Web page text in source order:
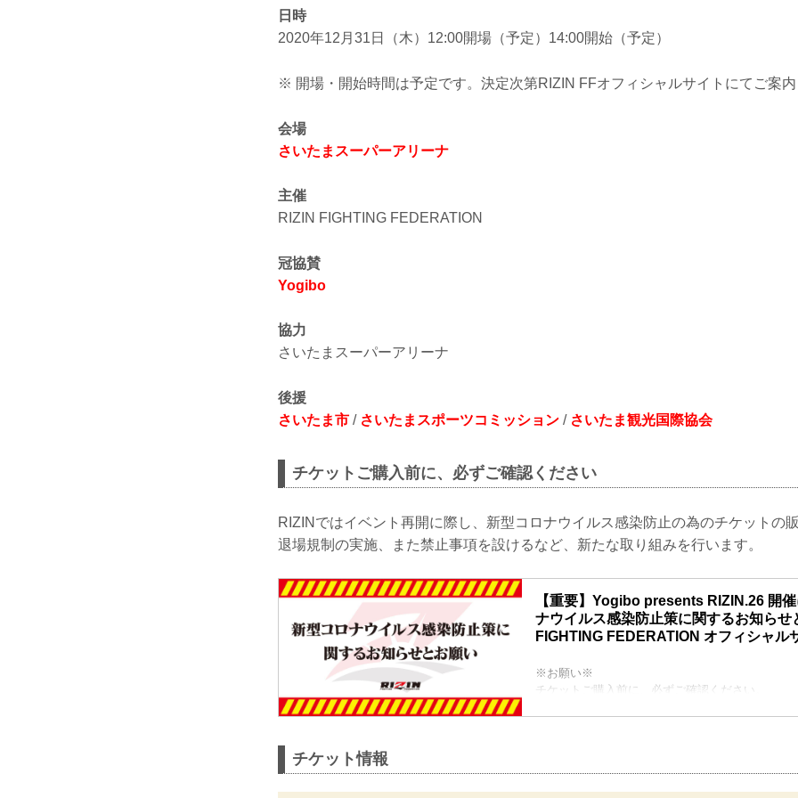
日時
2020年12月31日（木）12:00開場（予定）14:00開始（予定）
※ 開場・開始時間は予定です。決定次第RIZIN FFオフィシャルサイトにてご案内
会場
さいたまスーパーアリーナ
主催
RIZIN FIGHTING FEDERATION
冠協賛
Yogibo
協力
さいたまスーパーアリーナ
後援
さいたま市 / さいたまスポーツコミッション / さいたま観光国際協会
チケットご購入前に、必ずご確認ください
RIZINではイベント再開に際し、新型コロナウイルス感染防止の為のチケットの
退場規制の実施、また禁止事項を設けるなど、新たな取り組みを行います。
【重要】Yogibo presents RIZIN.26 開
ナウイルス感染防止策に関するお知らせ
FIGHTING FEDERATION オフィシャル
※お願い※
チケットご購入前に、必ずご確認ください。
RIZINではイベント再開に際し、日本スポーツ協
施、また禁止事項を設けるなど、新たな取り組み
内いたします。
チケット情報